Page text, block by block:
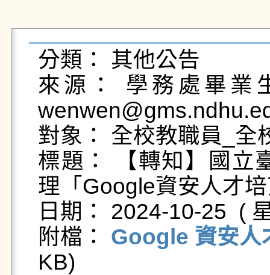
分類： 其他公告
來源： 學務處畢業
對象： 全校教職員_全
標題： 【轉知】國立
理「Google資安人才
日期： 2024-10-25  (
附檔： Google 資安人
KB)